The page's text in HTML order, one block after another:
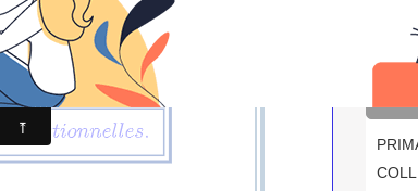
TICE